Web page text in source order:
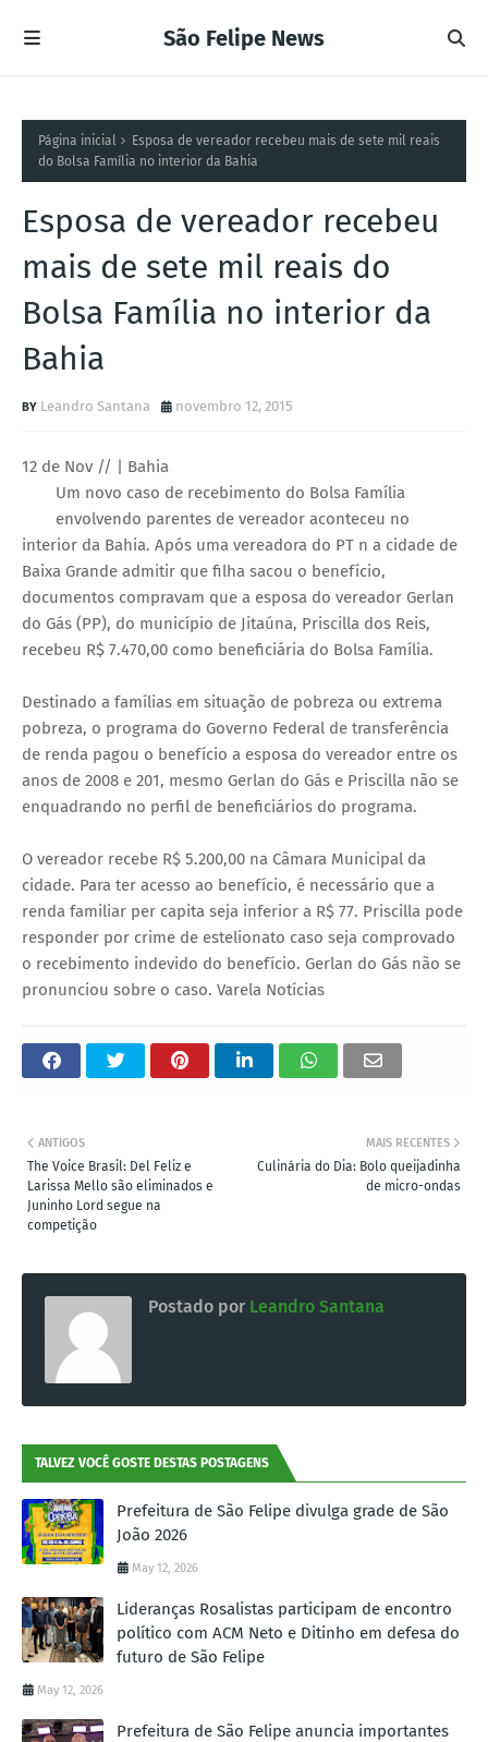
São Felipe News
Página inicial
Esposa de vereador recebeu mais de sete mil reais
do Bolsa Família no interior da Bahia
Esposa de vereador recebeu
mais de sete mil reais do
Bolsa Família no interior da
Bahia
Leandro Santana novembro 12, 2015
12 de Nov // | Bahia
Um novo caso de recebimento do Bolsa Família
envolvendo parentes de vereador aconteceu no
interior da Bahia. Após uma vereadora do PT n a cidade de
Baixa Grande admitir que filha sacou o benefício,
documentos compravam que a esposa do vereador Gerlan
do Gás (PP), do município de Jitaúna, Priscilla dos Reis,
recebeu R$ 7.470,00 como beneficiária do Bolsa Família.
Destinado a famílias em situação de pobreza ou extrema
pobreza, o programa do Governo Federal de transferência
de renda pagou o benefício a esposa do vereador entre os
anos de 2008 e 201, mesmo Gerlan do Gás e Priscilla não se
enquadrando no perfil de beneficiários do programa.
O vereador recebe R$ 5.200,00 na Câmara Municipal da
cidade. Para ter acesso ao benefício, é necessário que a
renda familiar per capita seja inferior a R$ 77. Priscilla pode
responder por crime de estelionato caso seja comprovado
o recebimento indevido do benefício. Gerlan do Gás não se
pronunciou sobre o caso. Varela Notícias
MAIS RECENTES
Culinária do Dia: Bolo queijadinha
de micro-ondas
ANTIGOS
The Voice Brasil: Del Feliz e
Larissa Mello são eliminados e
Juninho Lord segue na
competição
Postado por Leandro Santana
TALVEZ VOCÊ GOSTE DESTAS POSTAGENS
Prefeitura de São Felipe divulga grade de São
João 2026
May 12, 2026
Lideranças Rosalistas participam de encontro
político com ACM Neto e Ditinho em defesa do
futuro de São Felipe
May 12, 2026
Prefeitura de São Felipe anuncia importantes